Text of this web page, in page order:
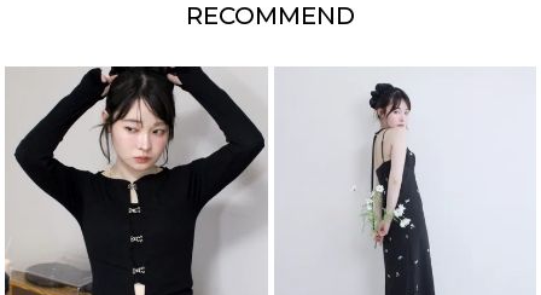
RECOMMEND